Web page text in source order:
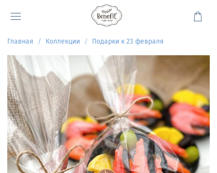
Главная Коллекции Подарки к 23 февраля